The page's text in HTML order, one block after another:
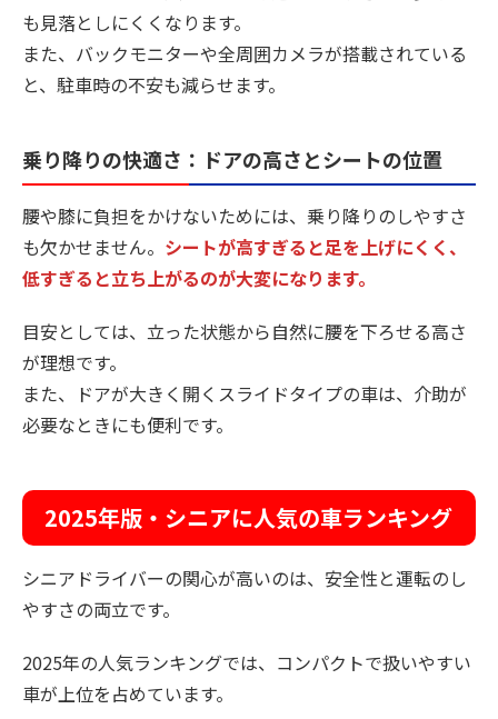
も見落としにくくなります。
また、バックモニターや全周囲カメラが搭載されている
と、駐車時の不安も減らせます。
乗り降りの快適さ：ドアの高さとシートの位置
腰や膝に負担をかけないためには、乗り降りのしやすさ
も欠かせません。 シートが高すぎると足を上げにくく、
低すぎると立ち上がるのが大変になります。
目安としては、立った状態から自然に腰を下ろせる高さ
が理想です。
また、ドアが大きく開くスライドタイプの車は、介助が
必要なときにも便利です。
2025年版・シニアに人気の車ランキング
シニアドライバーの関心が高いのは、安全性と運転のし
やすさの両立です。
2025年の人気ランキングでは、コンパクトで扱いやすい
車が上位を占めています。